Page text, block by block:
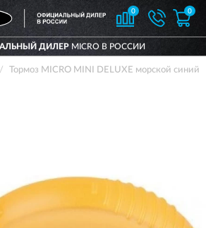
0 0
ДИЛЕР MICRO В РОССИИ
Тормоз MICRO MINI DELUXE морской синий